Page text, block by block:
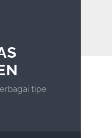
tipe